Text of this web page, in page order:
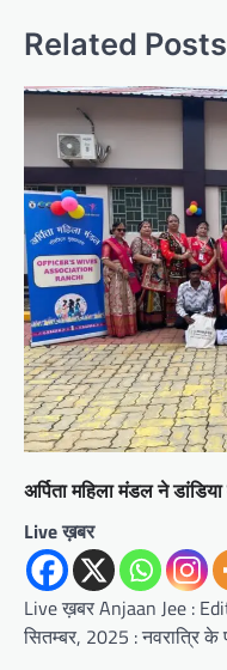
Related Posts
अर्पिता महिला मंडल ने
Live ख़बर
Live ख़बर Anjaan Jee :
सितम्बर, 2025 : नवरात्रि